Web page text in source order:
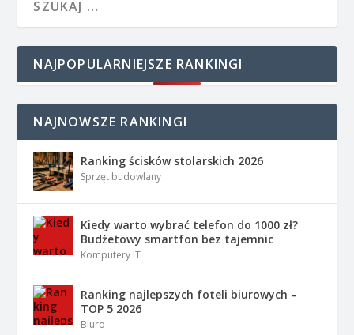
NAJPOPULARNIEJSZE RANKINGI
NAJNOWSZE RANKINGI
Ranking ścisków stolarskich 2026
Sprzęt budowlany
Kiedy warto wybrać telefon do 1000 zł?
Budżetowy smartfon bez tajemnic
Komputery IT
Ranking najlepszych foteli biurowych –
TOP 5 2026
Biuro